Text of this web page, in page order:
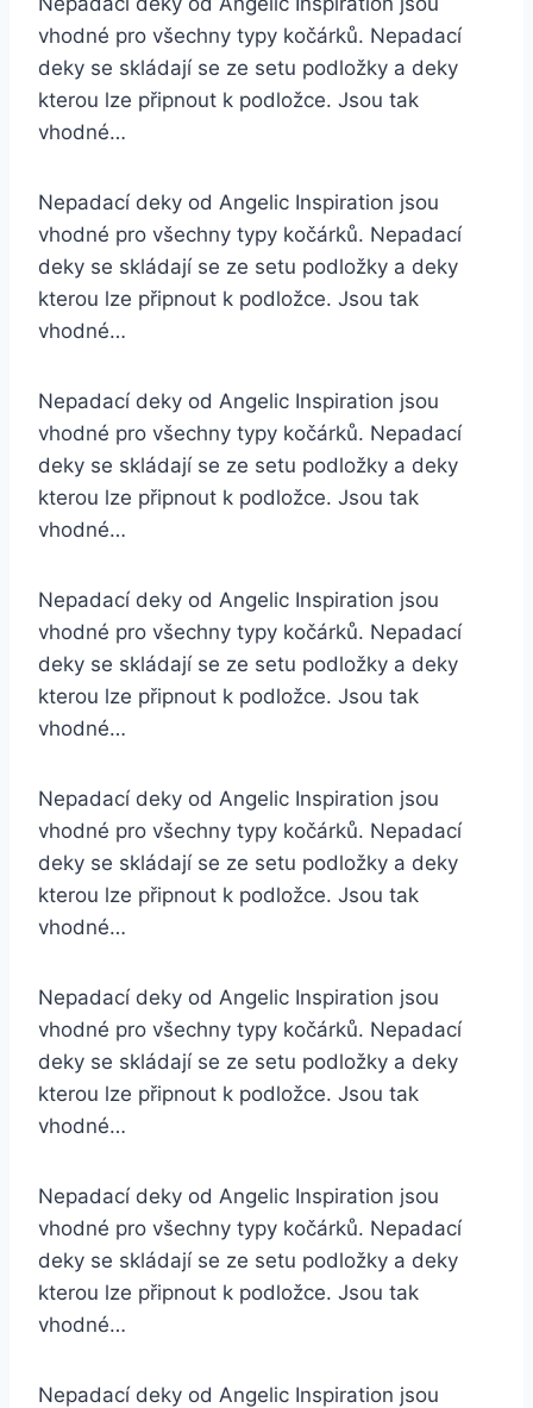
vhodné pro všechny typy kočárků. Nepadací
deky se skládají se ze setu podložky a deky
kterou lze připnout k podložce. Jsou tak
vhodné…
Nepadací deky od Angelic Inspiration jsou
vhodné pro všechny typy kočárků. Nepadací
deky se skládají se ze setu podložky a deky
kterou lze připnout k podložce. Jsou tak
vhodné…
Nepadací deky od Angelic Inspiration jsou
vhodné pro všechny typy kočárků. Nepadací
deky se skládají se ze setu podložky a deky
kterou lze připnout k podložce. Jsou tak
vhodné…
Nepadací deky od Angelic Inspiration jsou
vhodné pro všechny typy kočárků. Nepadací
deky se skládají se ze setu podložky a deky
kterou lze připnout k podložce. Jsou tak
vhodné…
Nepadací deky od Angelic Inspiration jsou
vhodné pro všechny typy kočárků. Nepadací
deky se skládají se ze setu podložky a deky
kterou lze připnout k podložce. Jsou tak
vhodné…
Nepadací deky od Angelic Inspiration jsou
vhodné pro všechny typy kočárků. Nepadací
deky se skládají se ze setu podložky a deky
kterou lze připnout k podložce. Jsou tak
vhodné…
Nepadací deky od Angelic Inspiration jsou
vhodné pro všechny typy kočárků. Nepadací
deky se skládají se ze setu podložky a deky
kterou lze připnout k podložce. Jsou tak
vhodné…
Nepadací deky od Angelic Inspiration jsou